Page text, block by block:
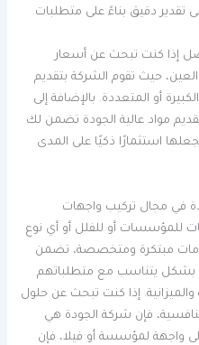
تقدير دقيق بناءً على متطلبات
إذا كنت تبحث عن أسعار
حيث تقوم الشركة بتقديم
أو المتعددة. بالإضافة إلى
مواد عالية الجودة تضمن لك
استثمارًا ذكيًا على المدى
في مجال تركيب واجهات
للمؤسسات أو للفلل أو أي نوع
مبتكرة ومتخصصة، تضمن
بشكل يتناسب مع متطلباتهم
والميزانية. إذا كنت تبحث عن حلول
فإن شركة الجودة هي
واجهة لمؤسسة أو فيلا، فإن